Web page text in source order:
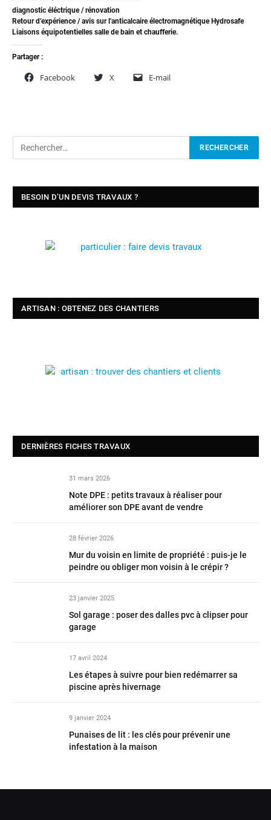
diagnostic éléctrique / rénovation
Retour d’expérience / avis sur l'anticalcaire électromagnétique Hydrosafe
Liaisons équipotentielles salle de bain et chaufferie.
Partager :
Facebook X E-mail
BESOIN D’UN DEVIS TRAVAUX ?
ARTISAN : OBTENEZ DES CHANTIERS
DERNIÈRES FICHES TRAVAUX
31 mars 2026
Note DPE : petits travaux à réaliser pour
améliorer son DPE avant de vendre
28 février 2026
Mur du voisin en limite de propriété : puis-je le
peindre ou obliger mon voisin à le crépir ?
23 janvier 2025
Sol garage : poser des dalles pvc à clipser pour
garage
17 avril 2024
Les étapes à suivre pour bien redémarrer sa
piscine après hivernage
9 janvier 2024
Punaises de lit : les clés pour prévenir une
infestation à la maison